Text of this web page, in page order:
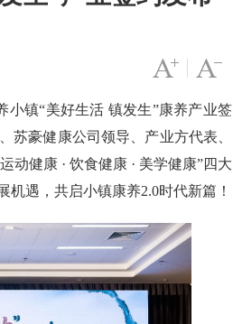
字号变小
小镇“美好生活 镇发生”康养产业签
苏豪健康公司领导、产业方代表、
动健康 · 饮食健康 · 美学健康”四大
机遇，共启小镇康养2.0时代新篇！